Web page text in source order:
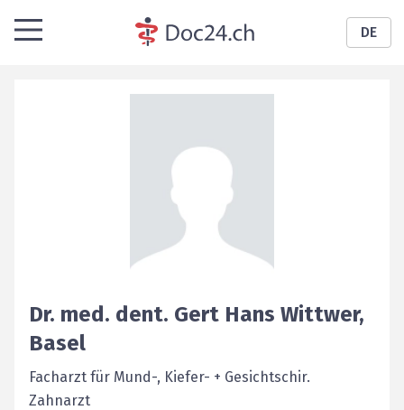
DE
Dr. med. dent. Gert Hans Wittwer,
Basel
Facharzt für Mund-, Kiefer- + Gesichtschir.
Zahnarzt